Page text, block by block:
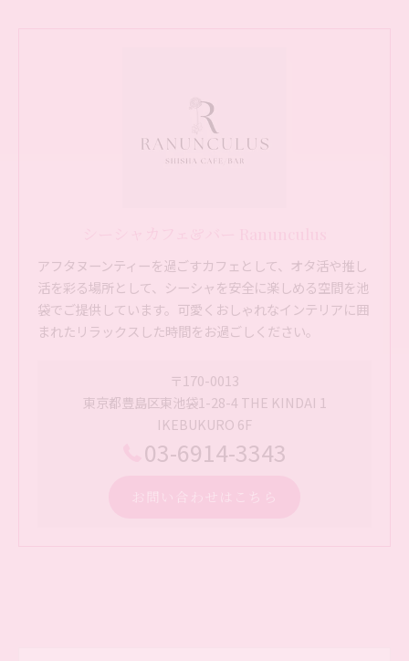
アフタヌーンティーを過ごすカフェとして、オタ活や推し
活を彩る場所として、シーシャを安全に楽しめる空間を池
袋でご提供しています。可愛くおしゃれなインテリアに囲
まれたリラックスした時間をお過ごしください。
〒170-0013
東京都豊島区東池袋1-28-4 THE KINDAI 1
IKEBUKURO 6F
03-6914-3343
お問い合わせはこちら